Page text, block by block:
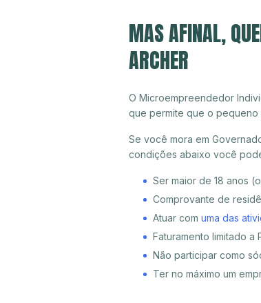
MAS AFINAL,
ARCHER
O Microempreendedor
que permite que o pequeno
Se você mora em
condições abaixo você
Ser maior de 18 anos
Comprovante de
Atuar com uma das
Faturamento limitado a
Não participar como
Ter no máximo um